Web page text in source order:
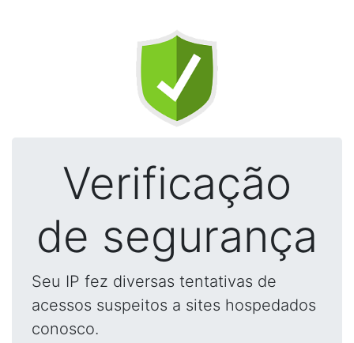
Verificação
de segurança
Seu IP fez diversas tentativas de
acessos suspeitos a sites hospedados
conosco.